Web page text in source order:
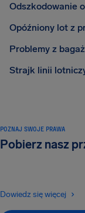
Odszkodowanie
Opóźniony lot z
Problemy z
Strajk linii
POZNAJ SWOJE PRAWA
Pobierz nasz
Dowiedz się więcej